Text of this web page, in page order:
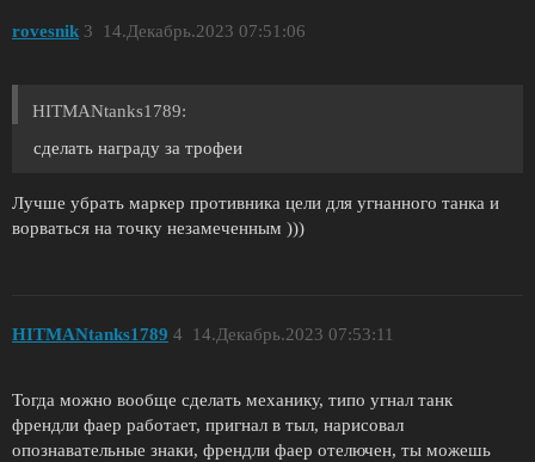
rovesnik 14.Декабрь.2023 07:51:06
3
HITMANtanks1789:
сделать награду за трофеи
Лучше убрать маркер противника цели для угнанного танка и
ворваться на точку незамеченным )))
HITMANtanks1789 14.Декабрь.2023 07:53:11
4
Тогда можно вообще сделать механику, типо угнал танк
френдли фаер работает, пригнал в тыл, нарисовал
опознавательные знаки, френдли фаер отелючен, ты можешь